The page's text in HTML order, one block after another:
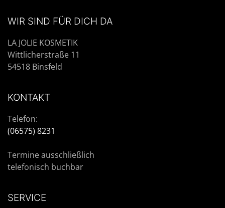
WIR SIND FÜR DICH DA
LA JOLIE KOSMETIK
Wittlicherstraße 11
54518 Binsfeld
KONTAKT
Telefon:
(06575) 8231
Termine ausschließlich
telefonisch buchbar
SERVICE